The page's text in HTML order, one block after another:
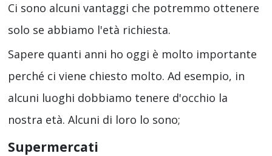
Ci sono alcuni vantaggi che potremmo ottenere
solo se abbiamo l'età richiesta.
Sapere quanti anni ho oggi è molto importante
perché ci viene chiesto molto. Ad esempio, in
alcuni luoghi dobbiamo tenere d'occhio la
nostra età. Alcuni di loro lo sono;
Supermercati